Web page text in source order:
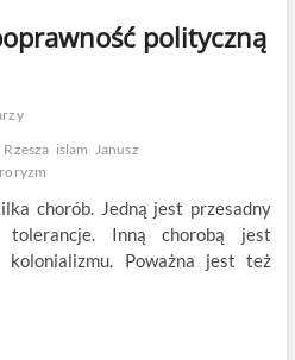
polityczną
Rzesza islam Janusz
chorób. Jedną jest przesadny
tolerancje. Inną chorobą jest
Poważna jest też